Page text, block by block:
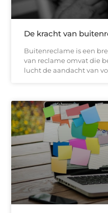
De kracht van
Buitenreclame is een
van reclame omvat die
lucht de aandacht van